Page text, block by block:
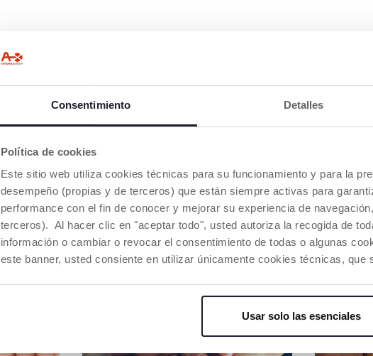
Consentimiento Detalles
Política de cookies
Este sitio web utiliza cookies técnicas para su funcionamiento y para la
desempeño (propias y de terceros) que están siempre activas para
performance con el fin de conocer y mejorar su experiencia de
terceros). Al hacer clic en "aceptar todo", usted autoriza la recogida de
información o cambiar o revocar el consentimiento de todas o algunas
este banner, usted consiente en utilizar únicamente cookies técnicas,
Usar solo las esenciales
NUESTRO